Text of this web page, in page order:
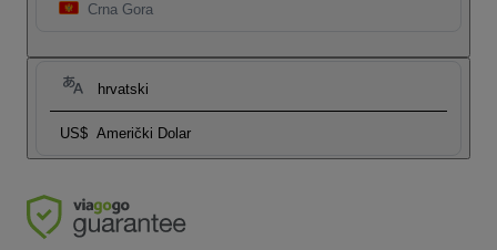
Crna Gora
hrvatski
US$ Američki Dolar